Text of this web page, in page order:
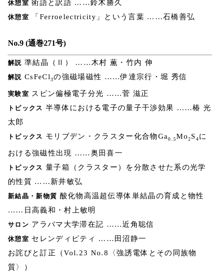
休憩室 術語と訳語 ……鈴木勝久
休憩室 「Ferroelectricity」という言葉 ……石橋善弘
No.9 (通巻271号)
解説 準結晶（Ⅱ） ……木村 薫・竹内 伸
解説 CsFeCl3の強磁場磁性 ……伊達宗行・堀 秀信
実験室 スピン偏極電子分光 ……菅 滋正
トピックス 半導体における電子の量子干渉効果 ……椿 光
太郎
トピックス モリブデン・クラスター化合物Ga0.5Mo2S4に
おける強磁性出現 ……奥田喜一
トピックス 量子箱（クラスター）を分散させた系の光学
的性質 ……新井敏弘
新結晶・新物質 酸化物高温超伝導体単結晶の育成と物性
……日高義和・村上敏明
サロン アラバマ大学滞在記 ……近角聡信
休憩室 セレンディピティ ……田沼静一
お詫びと訂正（Vol.23 No.8〈強誘電体とその同族物
質〉）